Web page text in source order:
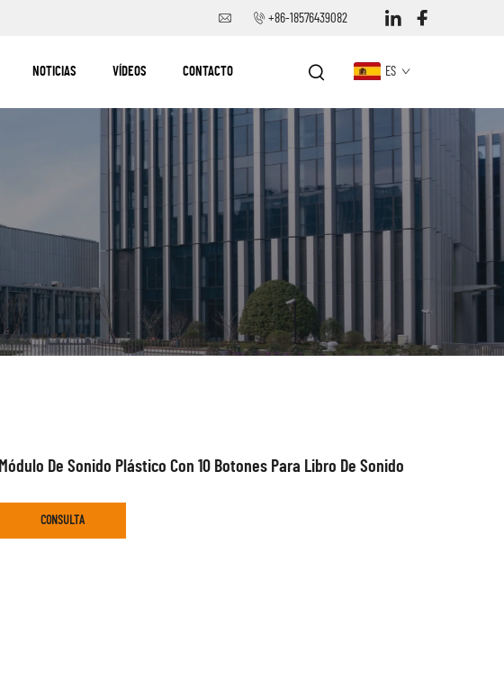
+86-18576439082
NOTICIAS VÍDEOS CONTACTO ES
Módulo De Sonido Plástico Con 10 Botones Para Libro De Sonido
CONSULTA